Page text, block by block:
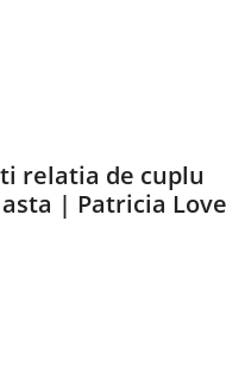
relatia de cuplu
| Patricia Love